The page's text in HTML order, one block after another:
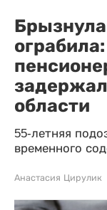
области
55-летняя
временного
Анастасия Цирулик